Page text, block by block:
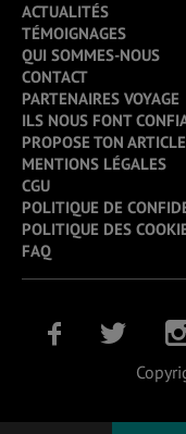
ACTUALITÉS
TÉMOIGNAGES
QUI SOMMES-NOUS
CONTACT
PARTENAIRES VOYAGE
ILS NOUS FONT
PROPOSE TON ARTICLE
MENTIONS LÉGALES
CGU
POLITIQUE DE
POLITIQUE DES
FAQ